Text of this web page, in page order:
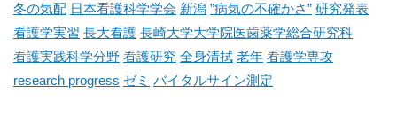
冬の気配 日本看護科学学会 新潟 ”病気の不確かさ” 研究発表
看護学実習 長大看護 長崎大学大学院医歯薬学総合研究科
看護実践科学分野 看護研究 全身清拭 老年 看護学専攻
research progress ゼミ バイタルサイン測定